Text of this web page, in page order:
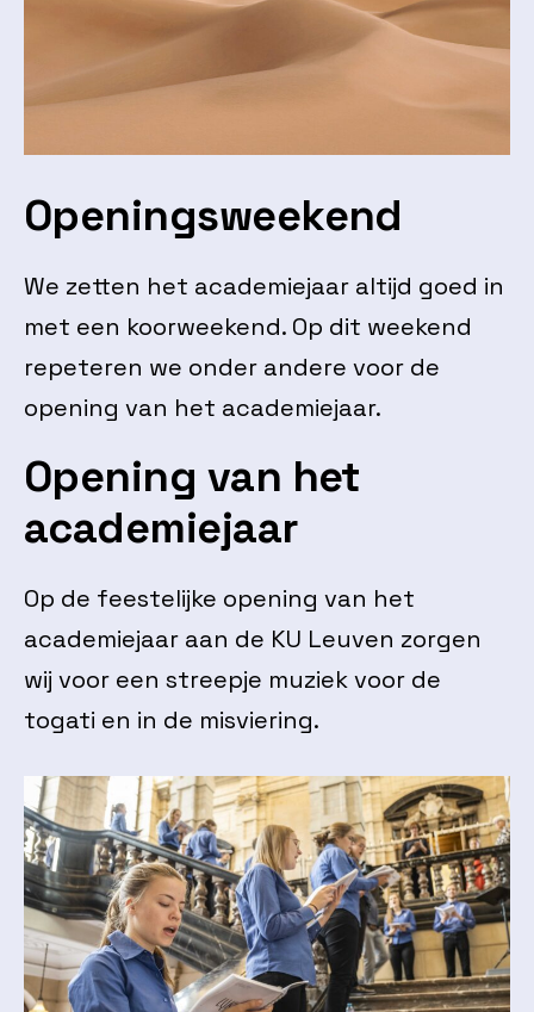
Openingsweekend
We zetten het academiejaar altijd goed in
met een koorweekend. Op dit weekend
repeteren we onder andere voor de
opening van het academiejaar.
Opening van het
academiejaar
Op de feestelijke opening van het
academiejaar aan de KU Leuven zorgen
wij voor een streepje muziek voor de
togati en in de misviering.